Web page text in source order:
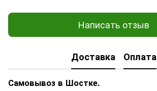
Написать отзыв
Доставка Оплата
Самовывоз в Шостке.